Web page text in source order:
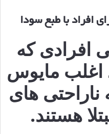
افراد با طبع سودا
افرادی که
اغلب مایوس
ناراحتی های
هستند.